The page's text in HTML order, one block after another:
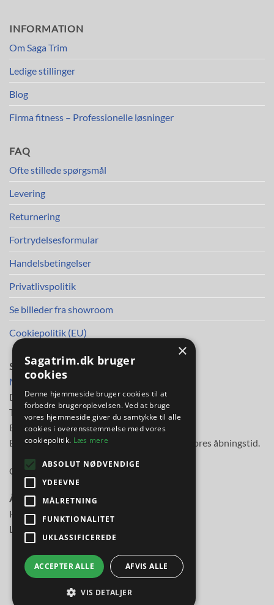
INFORMATION
Om Saga Trim
Ledige stillinger
Blog
Firma fitness – Professionelle løsninger
FAQ
Ofte stillede spørgsmål
Levering
Returnering
Fortrydelsesformular
Handelsbetingelser
Privatlivspolitik
Se billeder fra showroom
Cookiepolitik (EU)
SAGA TRIM APS
Mileparken 30
DK-2730 Herlev
Telefon38 11 48 11
E-mail:info@sagatrim.dk
E-mail besvares normalt inden for 3 timer i vores åbningstid.
Cvr-nr: 89613817
Åbningstider:
Hverdage kl. 10.00-17.30
Lørdag kl. 10.00-14.00
×
Sagatrim.dk bruger
cookies
Denne hjemmeside bruger cookies til at
forbedre brugeroplevelsen. Ved at bruge
vores hjemmeside giver du samtykke til alle
cookies i overensstemmelse med vores
cookiepolitik. Læs mere
ABSOLUT NØDVENDIGE
YDEEVNE
MÅLRETNING
FUNKTIONALITET
UKLASSIFICEREDE
ACCEPTER ALLE AFVIS ALLE
VIS DETALJER